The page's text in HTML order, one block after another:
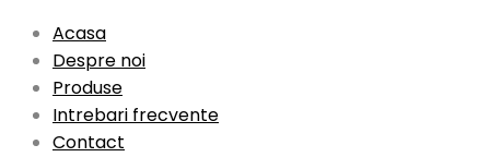
Acasa
Despre noi
Produse
Intrebari frecvente
Contact